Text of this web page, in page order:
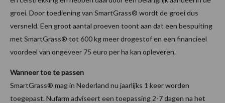
groei. Door toediening van SmartGrass® wordt de groei dus
versneld. Een groot aantal proeven toont aan dat een bespuiting
met SmartGrass® tot 600 kg meer drogestof en een financieel
voordeel van ongeveer 75 euro per ha kan opleveren.
Wanneer toe te passen
SmartGrass® mag in Nederland nu jaarlijks 1 keer worden
toegepast. Nufarm adviseert een toepassing 2-7 dagen na het